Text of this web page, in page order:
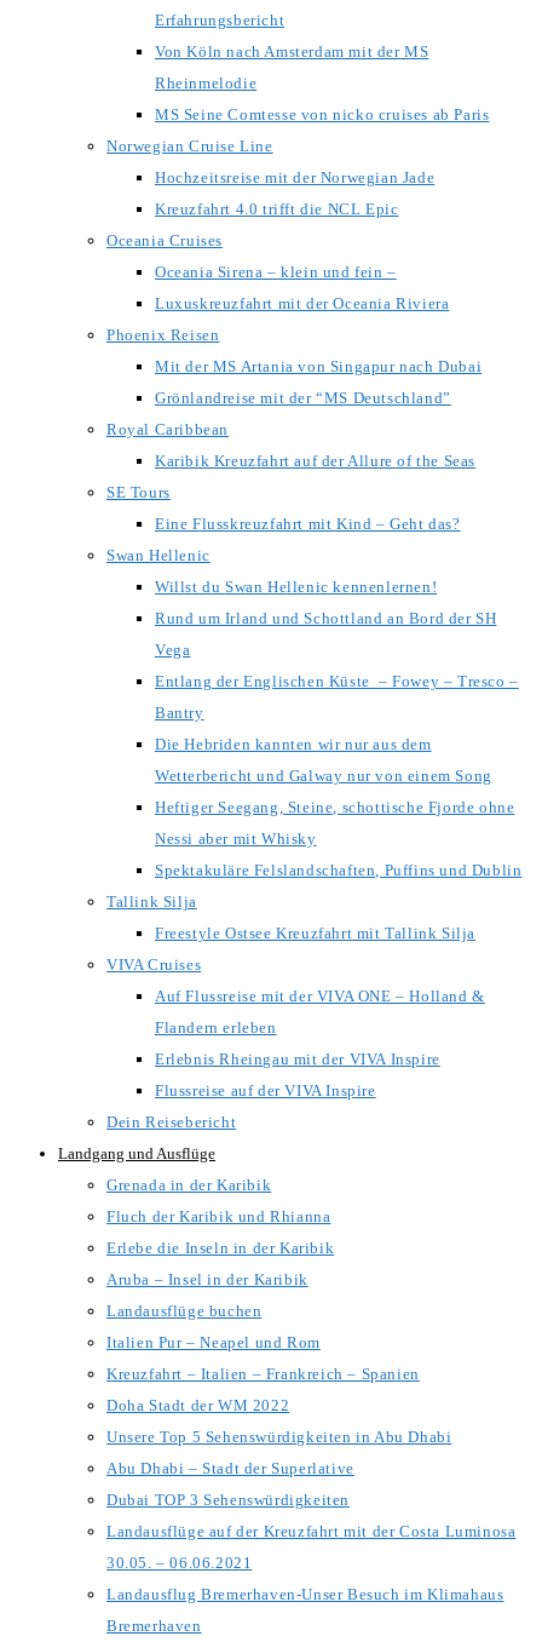
Erfahrungsbericht
Von Köln nach Amsterdam mit der MS
Rheinmelodie
MS Seine Comtesse von nicko cruises ab Paris
Norwegian Cruise Line
Hochzeitsreise mit der Norwegian Jade
Kreuzfahrt 4.0 trifft die NCL Epic
Oceania Cruises
Oceania Sirena – klein und fein –
Luxuskreuzfahrt mit der Oceania Riviera
Phoenix Reisen
Mit der MS Artania von Singapur nach Dubai
Grönlandreise mit der “MS Deutschland”
Royal Caribbean
Karibik Kreuzfahrt auf der Allure of the Seas
SE Tours
Eine Flusskreuzfahrt mit Kind – Geht das?
Swan Hellenic
Willst du Swan Hellenic kennenlernen!
Rund um Irland und Schottland an Bord der SH
Vega
Entlang der Englischen Küste – Fowey – Tresco –
Bantry
Die Hebriden kannten wir nur aus dem
Wetterbericht und Galway nur von einem Song
Heftiger Seegang, Steine, schottische Fjorde ohne
Nessi aber mit Whisky
Spektakuläre Felslandschaften, Puffins und Dublin
Tallink Silja
Freestyle Ostsee Kreuzfahrt mit Tallink Silja
VIVA Cruises
Auf Flussreise mit der VIVA ONE – Holland &
Flandern erleben
Erlebnis Rheingau mit der VIVA Inspire
Flussreise auf der VIVA Inspire
Dein Reisebericht
Landgang und Ausflüge
Grenada in der Karibik
Fluch der Karibik und Rhianna
Erlebe die Inseln in der Karibik
Aruba – Insel in der Karibik
Landausflüge buchen
Italien Pur – Neapel und Rom
Kreuzfahrt – Italien – Frankreich – Spanien
Doha Stadt der WM 2022
Unsere Top 5 Sehenswürdigkeiten in Abu Dhabi
Abu Dhabi – Stadt der Superlative
Dubai TOP 3 Sehenswürdigkeiten
Landausflüge auf der Kreuzfahrt mit der Costa Luminosa
30.05. – 06.06.2021
Landausflug Bremerhaven-Unser Besuch im Klimahaus
Bremerhaven